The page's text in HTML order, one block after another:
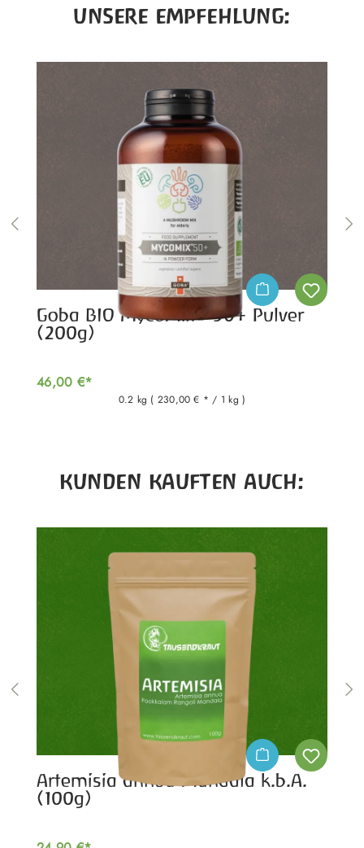
UNSERE EMPFEHLUNG:
Goba BIO MycoMix® 50+ Pulver
(200g)
46,00 €*
0.2 kg ( 230,00 € * / 1 kg )
KUNDEN KAUFTEN AUCH:
Artemisia annua Mandala k.b.A.
(100g)